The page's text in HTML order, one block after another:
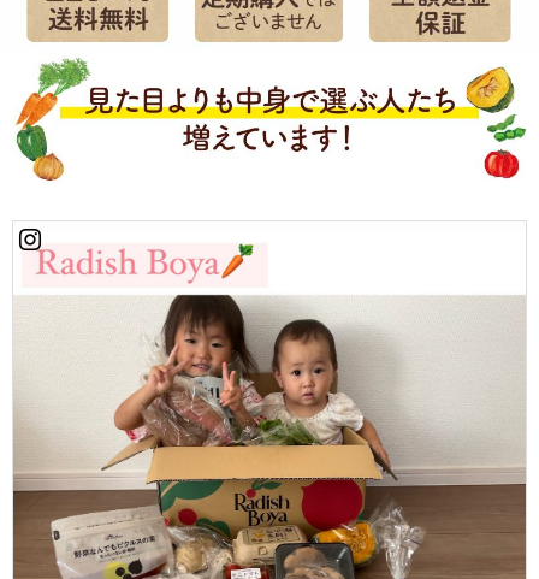
ンエキス、食
塩)、酵母エキス
シュポテトパウ
ダー、馬鈴薯澱
粉、オニオンパ
ウダー、人参パ
ウダー、揚げに
く、米油)、コシ